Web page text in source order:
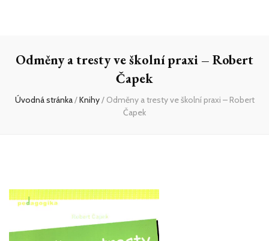
Odměny a tresty ve školní praxi – Robert
Čapek
Úvodná stránka/Knihy/ Odměny a tresty ve školní praxi – Robert
Čapek